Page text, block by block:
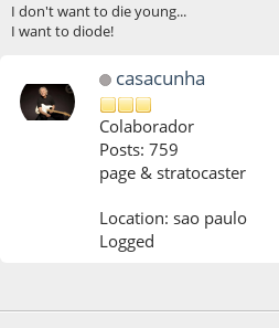
I don't want to die young...
I want to diode!
casacunha
Colaborador
Posts: 759
page & stratocaster
Location: sao paulo
Logged